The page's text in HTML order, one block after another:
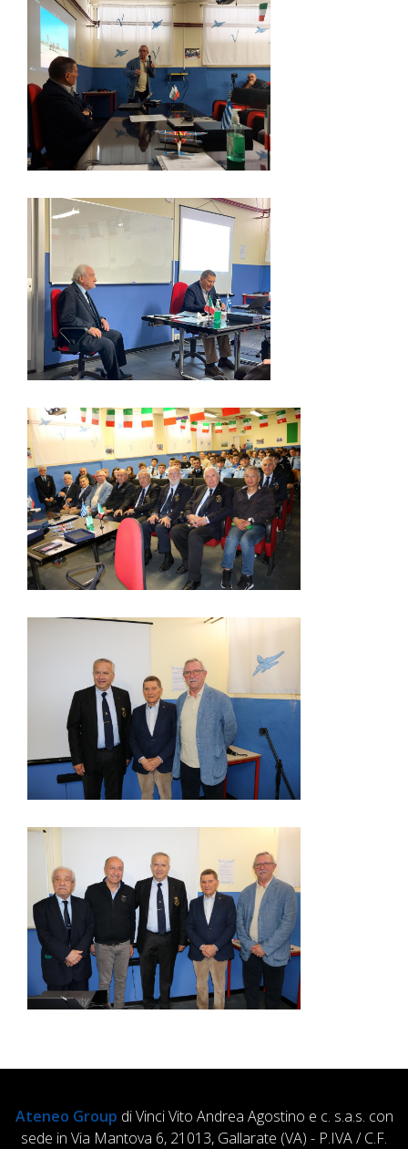
Ateneo Group di Vinci Vito Andrea Agostino e c. s.a.s. con
sede in Via Mantova 6, 21013, Gallarate (VA) - P.IVA / C.F.